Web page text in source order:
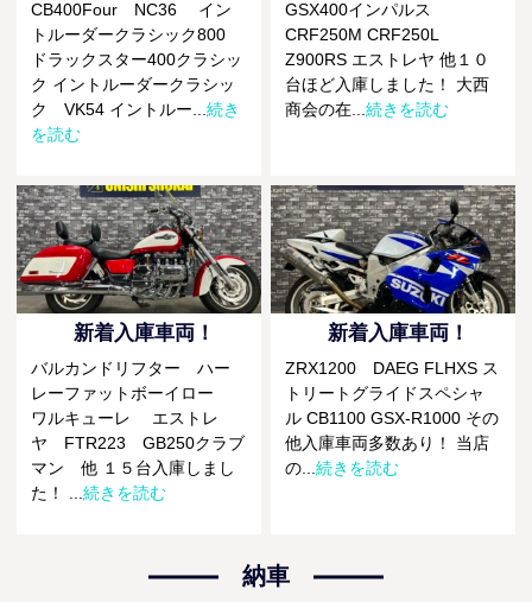
CB400Four NC36 イン
トルーダークラシック800
ドラックスター400クラシッ
ク イントルーダークラシッ
ク VK54 イントルー ...続き
を読む
GSX400インパルス
CRF250M CRF250L
Z900RS エストレヤ 他１０
台ほど入庫しました！ 大西
商会の在 ...続きを読む
新着入庫車両！
バルカンドリフター ハー
レーファットボーイロー
ワルキューレ エストレ
ヤ FTR223 GB250クラブ
マン 他 １５台入庫しまし
た！ ...続きを読む
新着入庫車両！
ZRX1200 DAEG FLHXS ス
トリートグライドスペシャ
ル CB1100 GSX-R1000 その
他入庫車両多数あり！ 当店
の...続きを読む
納車